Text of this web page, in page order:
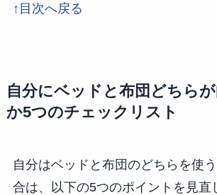
↑目次へ戻る
自分にベッドと布団どちら
か5つのチェックリスト
自分はベッドと布団のどちらを使
合は、以下の5つのポイントを見直